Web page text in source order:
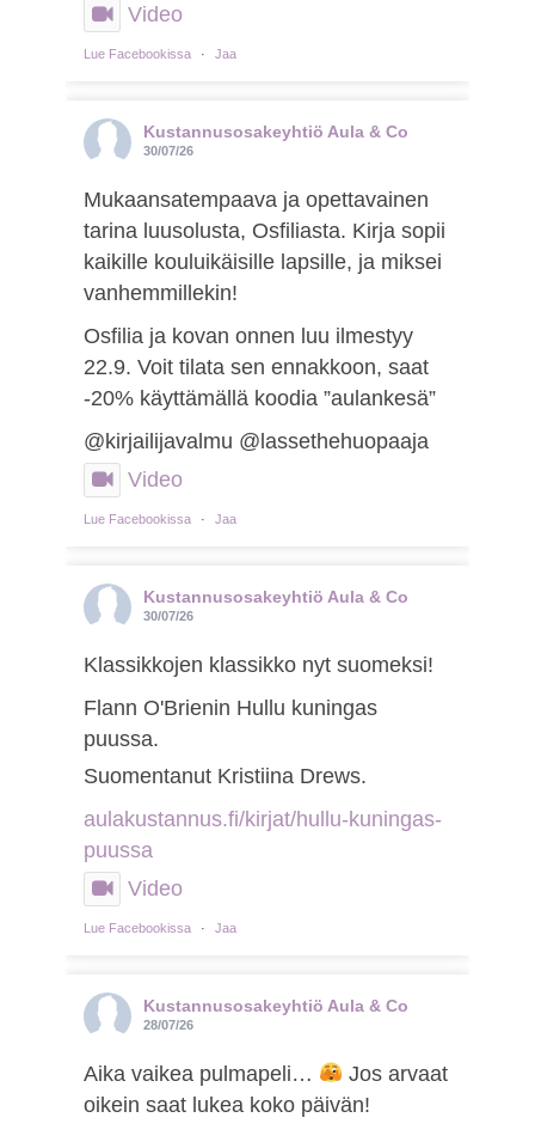
Video
Lue Facebookissa · Jaa
Kustannusosakeyhtiö Aula & Co
30/07/26
Mukaansatempaava ja opettavainen
tarina luusolusta, Osfiliasta. Kirja sopii
kaikille kouluikäisille lapsille, ja miksei
vanhemmillekin!
Osfilia ja kovan onnen luu ilmestyy
22.9. Voit tilata sen ennakkoon, saat
-20% käyttämällä koodia ”aulankesä”
@kirjailijavalmu @lassethehuopaaja
Video
Lue Facebookissa · Jaa
Kustannusosakeyhtiö Aula & Co
30/07/26
Klassikkojen klassikko nyt suomeksi!
Flann O'Brienin Hullu kuningas
puussa.
Suomentanut Kristiina Drews.
aulakustannus.fi/kirjat/hullu-kuningas-
puussa
Video
Lue Facebookissa · Jaa
Kustannusosakeyhtiö Aula & Co
28/07/26
Aika vaikea pulmapeli…
Jos arvaat
oikein saat lukea koko päivän!